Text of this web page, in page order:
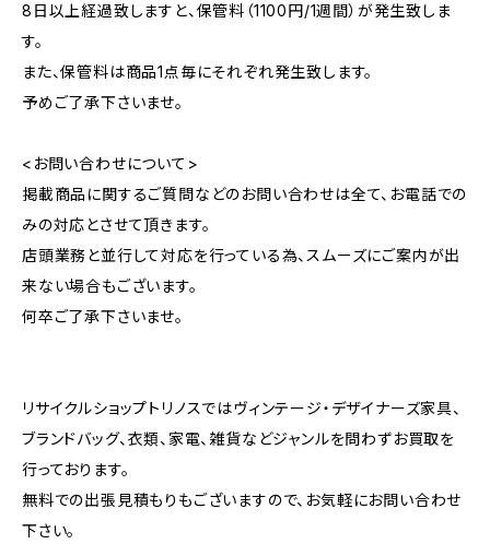
8日以上経過致しますと、保管料（1100円/1週間）が発生致しま
す。
また、保管料は商品1点毎にそれぞれ発生致します。
予めご了承下さいませ。
<お問い合わせについて>
掲載商品に関するご質問などのお問い合わせは全て、お電話での
みの対応とさせて頂きます。
店頭業務と並行して対応を行っている為、スムーズにご案内が出
来ない場合もございます。
何卒ご了承下さいませ。
リサイクルショップトリノスではヴィンテージ・デザイナーズ家具、
ブランドバッグ、衣類、家電、雑貨などジャンルを問わずお買取を
行っております。
無料での出張見積もりもございますので、お気軽にお問い合わせ
下さい。